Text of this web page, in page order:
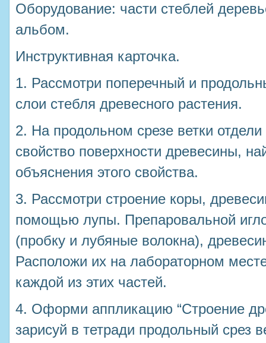
Оборудование: части стеблей
альбом.
Инструктивная карточка.
1. Рассмотри поперечный и
слои стебля древесного растения.
2. На продольном срезе ветки
свойство поверхности древесины,
объяснения этого свойства.
3. Рассмотри строение коры,
помощью лупы. Препаровальной
(пробку и лубяные волокна),
Расположи их на лабораторном
каждой из этих частей.
4. Оформи аппликацию “Строение
зарисуй в тетради продольный срез